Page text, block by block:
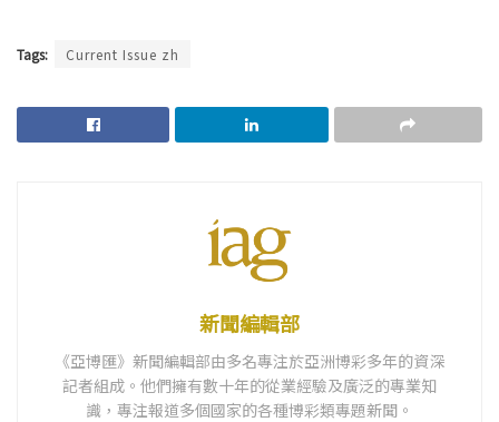
Tags: Current Issue zh
新聞編輯部
《亞博匯》新聞編輯部由多名專注於亞洲博彩多年的資深
記者組成。他們擁有數十年的從業經驗及廣泛的專業知
識，專注報道多個國家的各種博彩類專題新聞。